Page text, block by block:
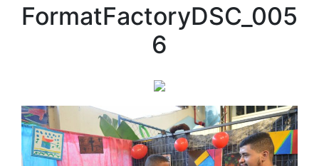
FormatFactoryDSC_005
6